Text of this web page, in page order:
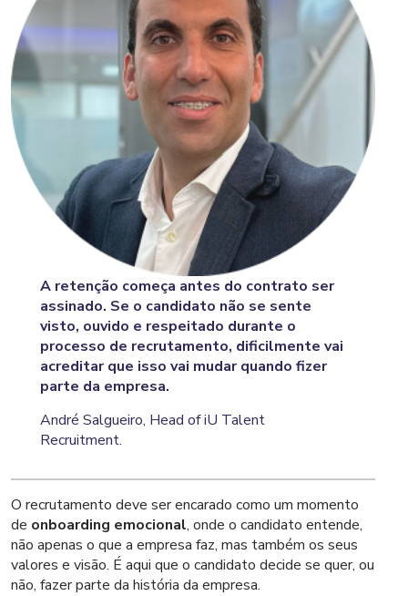
A retenção começa antes do contrato ser
assinado. Se o candidato não se sente
visto, ouvido e respeitado durante o
processo de recrutamento, dificilmente vai
acreditar que isso vai mudar quando fizer
parte da empresa.
André Salgueiro, Head of iU Talent
Recruitment.
O recrutamento deve ser encarado como um momento
de onboarding emocional, onde o candidato entende,
não apenas o que a empresa faz, mas também os seus
valores e visão. É aqui que o candidato decide se quer, ou
não, fazer parte da história da empresa.